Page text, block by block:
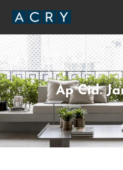
Ap Cid.